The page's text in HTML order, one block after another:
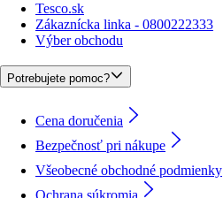
Tesco.sk
Zákaznícka linka - 0800222333
Výber obchodu
Potrebujete pomoc?
Cena doručenia
Bezpečnosť pri nákupe
Všeobecné obchodné podmienky
Ochrana súkromia